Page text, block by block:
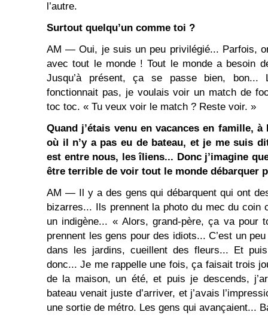
l’autre.
Surtout quelqu’un comme toi ?
AM ― Oui, je suis un peu privilégié... Parfois,
avec tout le monde ! Tout le monde a besoin
Jusqu’à présent, ça se passe bien, bon...
fonctionnait pas, je voulais voir un match de
toc toc. « Tu veux voir le match ? Reste voir. »
Quand j’étais venu en vacances en famille,
où il n’y a pas eu de bateau, et je me suis
est entre nous, les îliens... Donc j’imagine
être terrible de voir tout le monde débarquer
AM ― Il y a des gens qui débarquent qui ont
bizarres... Ils prennent la photo du mec du coin
un indigène... « Alors, grand-père, ça va pour
prennent les gens pour des idiots... C’est un
dans les jardins, cueillent des fleurs... Et
donc... Je me rappelle une fois, ça faisait trois
de la maison, un été, et puis je descends,
bateau venait juste d’arriver, et j’avais
une sortie de métro. Les gens qui avançaient...